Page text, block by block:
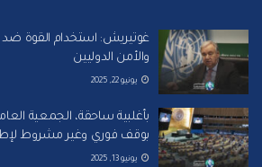
غوتيريش: استخدام القوة ضد
والأمن الدوليين
يونيو 22, 2025
بأغلبية ساحقة، الجمعية
بوقف فوري وغير مشروط
يونيو 13, 2025